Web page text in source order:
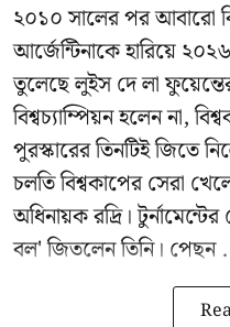
২০১০ সালের পর আবারো
আর্জেন্টিনাকে হারিয়ে
তুলেছে লুইস দে লা
বিশ্বচ্যাম্পিয়ন হলেন না,
পুরস্কারের তিনটিই জিতে
চলতি বিশ্বকাপের সেরা
অধিনায়ক রদ্রি।
বল' জিতলেন তিনি। পেছন